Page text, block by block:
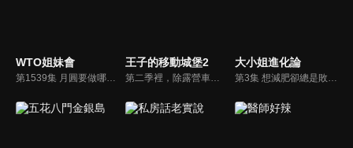
WTO姐妹會 王子的移動城堡2
第二季裡，除露營車外，我們加入了更多的移動元素，節目中特別請來新的搭檔Akemi，從柬埔寨拉開冒險旅程的序幕，騎乘摩托車穿梭在城市中，再到澳洲來趟史詩般的公路旅行。
大小姐進化論